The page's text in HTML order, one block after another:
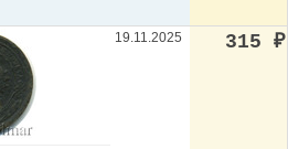
19.11.2025 315 ₽